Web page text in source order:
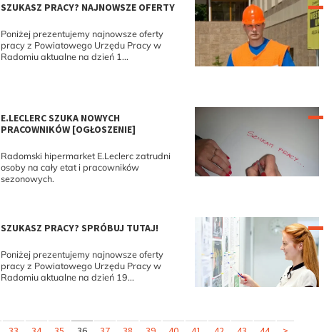
SZUKASZ PRACY? NAJNOWSZE OFERTY
Poniżej prezentujemy najnowsze oferty
pracy z Powiatowego Urzędu Pracy w
Radomiu aktualne na dzień 1...
E.LECLERC SZUKA NOWYCH
PRACOWNIKÓW [OGŁOSZENIE]
Radomski hipermarket E.Leclerc zatrudni
osoby na cały etat i pracowników
sezonowych.
SZUKASZ PRACY? SPRÓBUJ TUTAJ!
Poniżej prezentujemy najnowsze oferty
pracy z Powiatowego Urzędu Pracy w
Radomiu aktualne na dzień 19...